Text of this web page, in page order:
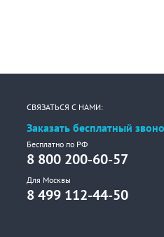
СВЯЗАТЬСЯ С НАМИ:
Заказать бесплатный
Бесплатно по РФ
8 800 200-60-57
Для Москвы
8 499 112-44-50